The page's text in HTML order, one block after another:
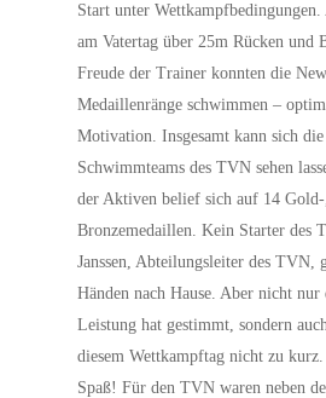
Start unter
am Vatertag über 25m Rücken und
Freude der Trainer konnten die
Medaillenränge schwimmen –
Motivation. Insgesamt kann sich die
Schwimmteams des TVN sehen
der Aktiven belief sich auf 14
Bronzemedaillen. Kein Starter des
Janssen, Abteilungsleiter des TVN,
Händen nach Hause. Aber nicht
Leistung hat gestimmt, sondern
diesem Wettkampftag nicht zu
Spaß! Für den TVN waren neben